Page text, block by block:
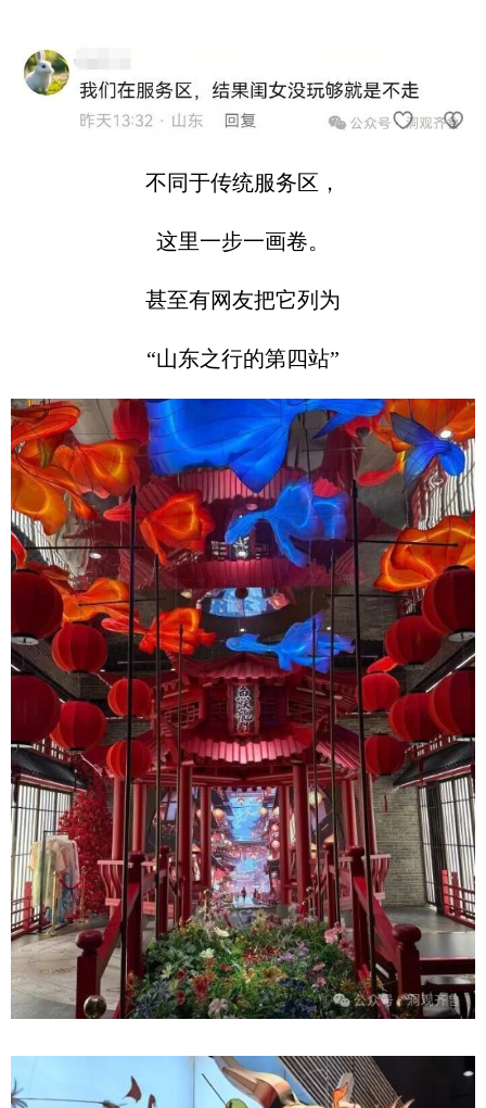
不同于传统服务区，
这里一步一画卷。
甚至有网友把它列为
“山东之行的第四站”